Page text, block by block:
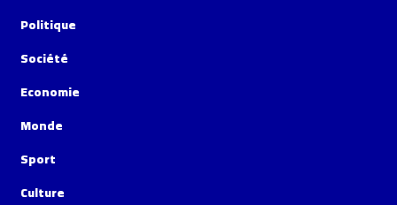
Politique
Société
Economie
Monde
Sport
Culture